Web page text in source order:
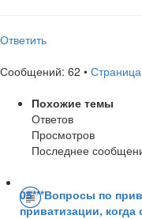
Ответить
Сообщений: 62 • Страница
Похожие темы
Ответов
Просмотров
Последнее
05***Вопросы по
приватизации,